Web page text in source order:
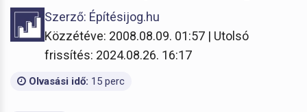
Szerző: Építésijog.hu
Közzétéve: 2008.08.09. 01:57 | Utolsó
frissítés: 2024.08.26. 16:17
Olvasási idő: 15 perc